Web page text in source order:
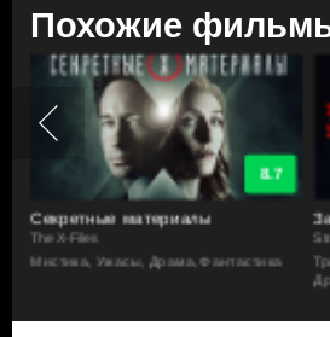
Похожие
8.7
Секретные материалы
The X-Files
Мистика, Ужасы, Драма, Фантастика